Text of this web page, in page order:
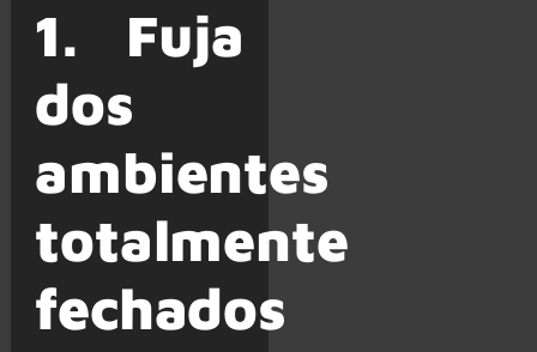
1. Fuja
dos
ambientes
totalmente
fechados